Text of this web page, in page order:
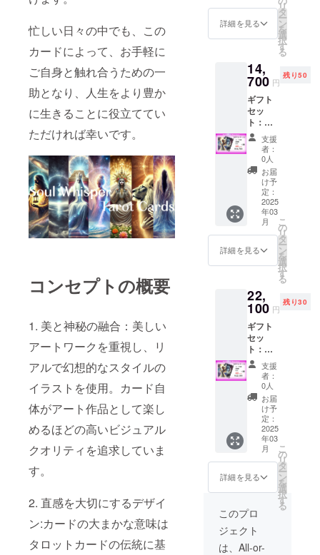
忙しい日々の中でも、この
カードによって、お手軽に
ご自身と触れ合うための一
助となり、人生をより豊か
に生きることに役立ててい
ただければ幸いです。
コンセプトの概要
1. 美と神秘の融合：美しい
アートワークを重視し、リ
アルで幻想的なスタイルの
イラストを使用。カード自
体がアート作品として楽し
めるほどの高いビジュアル
クオリティを追求していま
す。
2. 直感を大切にするデザイ
ン:カードの大まかな意味は
タロットカードの伝統に基
い色や
鮮やか
ことは
困難で
すが、
こちら
は本来
の作品
どおり
の色彩
です。
カード
に記載
のある
数字、
文字、
枠など
が無い
デジタ
ロード
いただ
す。ク
ラウド
ファン
ディン
グ限定
品で
す。
+ BOX
詳細を見る
リ
タ
ー
ン
を
選
択
す
る
14,
700 円
残り50
ギフト
セッ
ト：
ベー
シック
×2個 早
期割引
15％OF
F(端数
はおま
支援
者：
0人
お届
け予
定：
2025
年03
月
詳細を見る
こ
の
リ
タ
ー
ン
を
選
択
す
る
22,
100 円
残り30
ギフト
セッ
ト：
ベー
シック
×3個 早
期割引
15％off(
端数は
おまけ)
支援
者：
0人
お届
け予
定：
2025
年03
月
詳細を見る
こ
の
リ
タ
ー
ン
を
選
択
す
る
このプロ
ジェクト
は、All-or-